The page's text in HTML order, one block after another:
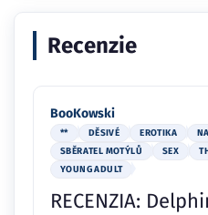
Recenzie
BooKowski
** DĚSIVÉ EROTIKA
SBĚRATEL MOTÝLŮ
SEX
YOUNG ADULT
RECENZIA: